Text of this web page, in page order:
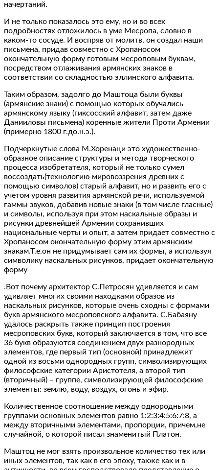
начертаний.
И не только показалось это ему, но и во всех
подробностях отложилось в уме Месропа, словно в
каком-то сосуде. И воспряв от молитв, он создал наши
письмена, придав совместно с Хропаносом
окончательную форму готовым месроповым буквам,
посредством отлаживания армянских знаков в
соответствии со складностью эллинского алфавита.
Таким образом, задолго до Маштоца были буквы
(армянские знаки) с помощью которых обучались
армянскому языку (гиксосский алфавит, затем даже
Данииловы письмена) коренные жители Проти Армении
(примерно 1800 г.до.н.э.).
Подчеркнутые слова М.Хоренаци это художественно-
образное описание структуры и метода творческого
процесса изобретателя, который не только сумел
воссоздать(технологию мировоззрения древних с
помощью символов) старый алфавит, но и развить его с
учетом уровня развития армянской речи, используемой
гаммы звуков, добавив новые знаки (в том числе гласные)
и символы, используя при этом наскальные образы и
рисунки древнейшей Армении сохранивших
национальные черты и опыт, а затем придает совместно с
Хропаносом окончательную форму этим армянским
знакам.Т.е.он не придумывает сам их формы, а используя
символику наскальных рисунков, придает окончательную
форму
.Вот почему архитектор С.Петросян удивляется и сам
удивляет многих своими находками образов из
наскальных рисунков, которые очень сходны с формами
букв армянского месроповского алфавита. С.Бабаяну
удалось раскрыть также принцип построения
месроповских букв, который заключается в том, что все
36 букв образуются соединением двух разнородных
элементов, где первый тип (основной) принадлежит
одной из восьми однородных групп, символизирующих
философские категории Аристотеля, а второй тип
(вторичный) – группе, символизирующей философские
элементы: землю, воду, воздух, огонь и эфир.
Количественное соотношение между однородными
группами основных элементов равно 1:2:3:4:5:6:7:8, а
между вторичными элементами, пропорции, причем,не
случайной, о которой писал знаменитый Платон.
Маштоц не мог взять произвольное количество тех или
иных элементов, так как в его эпоху, также как и в